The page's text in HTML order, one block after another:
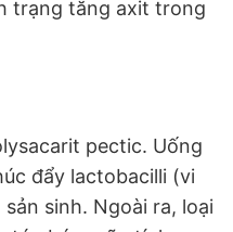
trạng tăng axit trong
pectic. Uống
đẩy lactobacilli (vi
sinh. Ngoài ra, loại